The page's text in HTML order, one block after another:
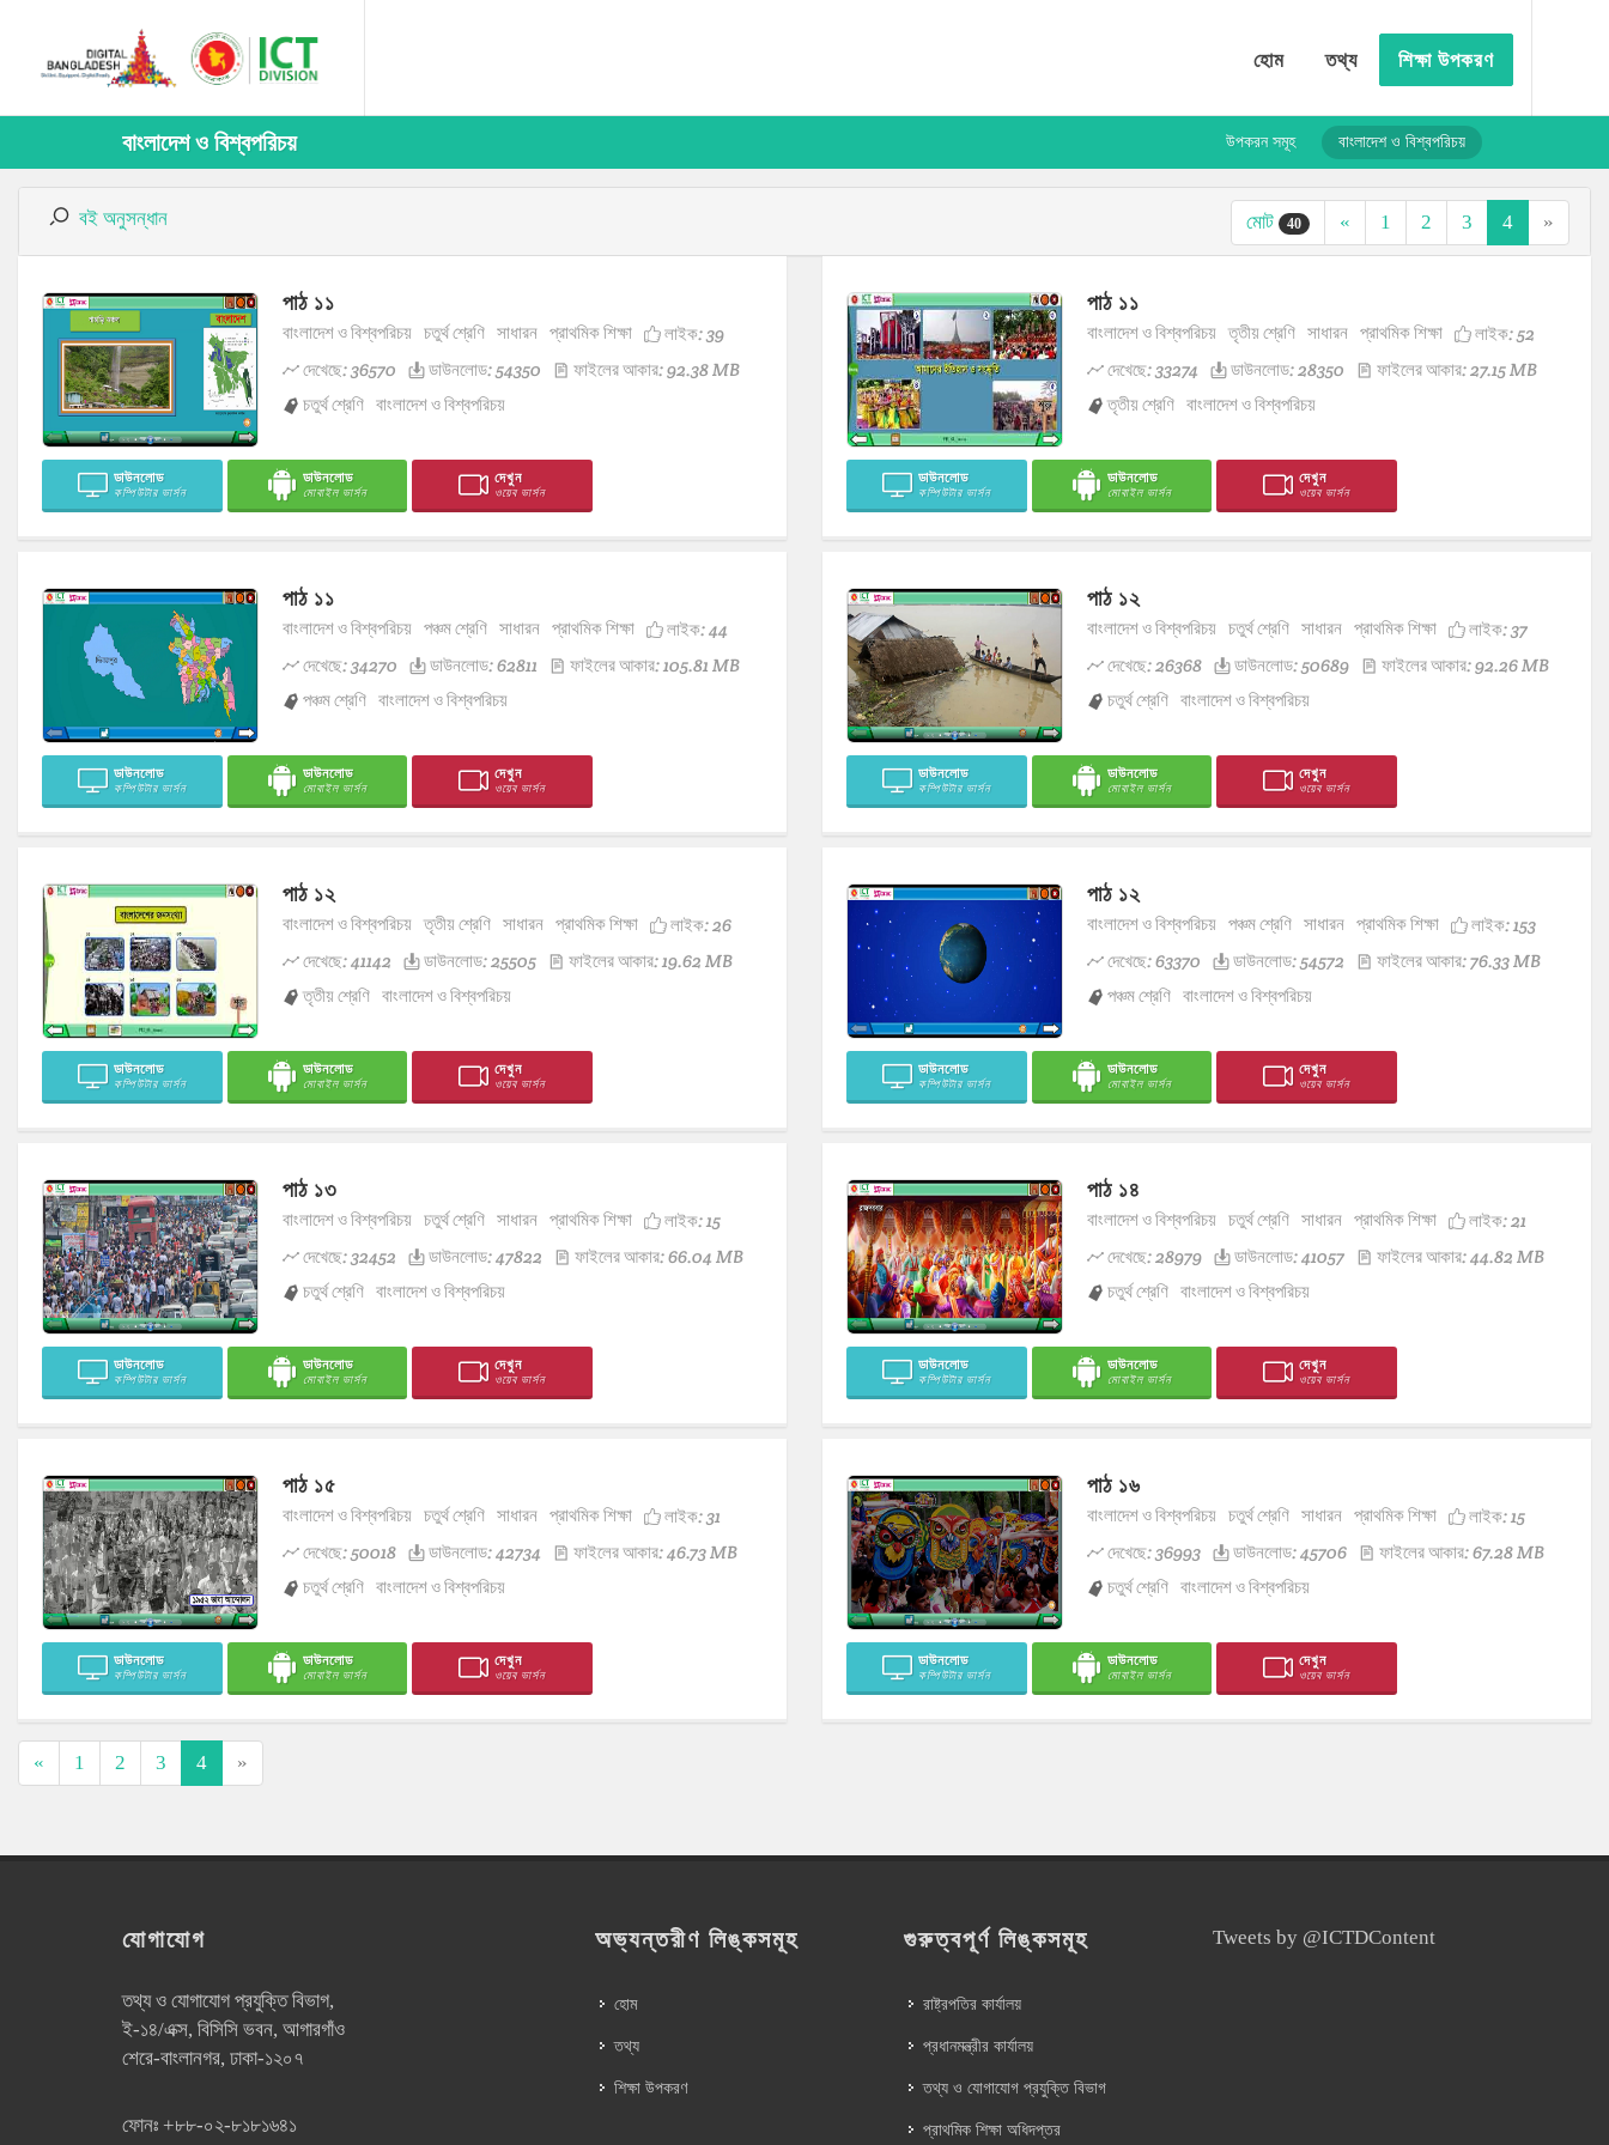
হোম তথ্য শিক্ষা উপকরণ
বাংলাদেশ ও বিশ্বপরিচয় উপকরন সমূহ বাংলাদেশ ও বিশ্বপরিচয়
বই অনুসন্ধান মোট 40 « 1 2 3 4 »
পাঠ ১১
বাংলাদেশ ও বিশ্বপরিচয় চতুর্থ শ্রেণি সাধারন প্রাথমিক শিক্ষা লাইক:39
দেখেছে: 36570
ডাউনলোড: 54350
ফাইলের আকার: 92.38 MB
চতুর্থ শ্রেণি বাংলাদেশ ও বিশ্বপরিচয়
ডাউনলোড
কম্পিউটার ভার্সন
ডাউনলোড
মোবাইল ভার্সন
দেখুন
ওয়েব ভার্সন
পাঠ ১১
বাংলাদেশ ও বিশ্বপরিচয় তৃতীয় শ্রেণি সাধারন প্রাথমিক শিক্ষা লাইক:52
দেখেছে: 33274
ডাউনলোড: 28350
ফাইলের আকার: 27.15 MB
তৃতীয় শ্রেণি বাংলাদেশ ও বিশ্বপরিচয়
ডাউনলোড
কম্পিউটার ভার্সন
ডাউনলোড
মোবাইল ভার্সন
দেখুন
ওয়েব ভার্সন
পাঠ ১১
বাংলাদেশ ও বিশ্বপরিচয় পঞ্চম শ্রেণি সাধারন প্রাথমিক শিক্ষা লাইক:44
দেখেছে: 34270
ডাউনলোড: 62811
ফাইলের আকার: 105.81 MB
পঞ্চম শ্রেণি বাংলাদেশ ও বিশ্বপরিচয়
ডাউনলোড
কম্পিউটার ভার্সন
ডাউনলোড
মোবাইল ভার্সন
দেখুন
ওয়েব ভার্সন
পাঠ ১২
বাংলাদেশ ও বিশ্বপরিচয় চতুর্থ শ্রেণি সাধারন প্রাথমিক শিক্ষা লাইক:37
দেখেছে: 26368
ডাউনলোড: 50689
ফাইলের আকার: 92.26 MB
চতুর্থ শ্রেণি বাংলাদেশ ও বিশ্বপরিচয়
ডাউনলোড
কম্পিউটার ভার্সন
ডাউনলোড
মোবাইল ভার্সন
দেখুন
ওয়েব ভার্সন
পাঠ ১২
বাংলাদেশ ও বিশ্বপরিচয় তৃতীয় শ্রেণি সাধারন প্রাথমিক শিক্ষা লাইক:26
দেখেছে: 41142
ডাউনলোড: 25505
ফাইলের আকার: 19.62 MB
তৃতীয় শ্রেণি বাংলাদেশ ও বিশ্বপরিচয়
ডাউনলোড
কম্পিউটার ভার্সন
ডাউনলোড
মোবাইল ভার্সন
দেখুন
ওয়েব ভার্সন
পাঠ ১২
বাংলাদেশ ও বিশ্বপরিচয় পঞ্চম শ্রেণি সাধারন প্রাথমিক শিক্ষা লাইক:153
দেখেছে: 63370
ডাউনলোড: 54572
ফাইলের আকার: 76.33 MB
পঞ্চম শ্রেণি বাংলাদেশ ও বিশ্বপরিচয়
ডাউনলোড
কম্পিউটার ভার্সন
ডাউনলোড
মোবাইল ভার্সন
দেখুন
ওয়েব ভার্সন
পাঠ ১৩
বাংলাদেশ ও বিশ্বপরিচয় চতুর্থ শ্রেণি সাধারন প্রাথমিক শিক্ষা লাইক:15
দেখেছে: 32452
ডাউনলোড: 47822
ফাইলের আকার: 66.04 MB
চতুর্থ শ্রেণি বাংলাদেশ ও বিশ্বপরিচয়
ডাউনলোড
কম্পিউটার ভার্সন
ডাউনলোড
মোবাইল ভার্সন
দেখুন
ওয়েব ভার্সন
পাঠ ১৪
বাংলাদেশ ও বিশ্বপরিচয় চতুর্থ শ্রেণি সাধারন প্রাথমিক শিক্ষা লাইক:21
দেখেছে: 28979
ডাউনলোড: 41057
ফাইলের আকার: 44.82 MB
চতুর্থ শ্রেণি বাংলাদেশ ও বিশ্বপরিচয়
ডাউনলোড
কম্পিউটার ভার্সন
ডাউনলোড
মোবাইল ভার্সন
দেখুন
ওয়েব ভার্সন
পাঠ ১৫
বাংলাদেশ ও বিশ্বপরিচয় চতুর্থ শ্রেণি সাধারন প্রাথমিক শিক্ষা লাইক:31
দেখেছে: 50018
ডাউনলোড: 42734
ফাইলের আকার: 46.73 MB
চতুর্থ শ্রেণি বাংলাদেশ ও বিশ্বপরিচয়
ডাউনলোড
কম্পিউটার ভার্সন
ডাউনলোড
মোবাইল ভার্সন
দেখুন
ওয়েব ভার্সন
পাঠ ১৬
বাংলাদেশ ও বিশ্বপরিচয় চতুর্থ শ্রেণি সাধারন প্রাথমিক শিক্ষা লাইক:15
দেখেছে: 36993
ডাউনলোড: 45706
ফাইলের আকার: 67.28 MB
চতুর্থ শ্রেণি বাংলাদেশ ও বিশ্বপরিচয়
ডাউনলোড
কম্পিউটার ভার্সন
ডাউনলোড
মোবাইল ভার্সন
দেখুন
ওয়েব ভার্সন
« 1 2 3 4 »
যোগাযোগ
তথ্য ও যোগাযোগ প্রযুক্তি বিভাগ,
ই-১৪/এক্স, বিসিসি ভবন, আগারগাঁও
শেরে-বাংলানগর, ঢাকা-১২০৭
ফোনঃ +৮৮-০২-৮১৮১৬৪১
অভ্যন্তরীণ লিঙ্কসমূহ
হোম
তথ্য
শিক্ষা উপকরণ
গুরুত্বপূর্ণ লিঙ্কসমূহ
রাষ্ট্রপতির কার্যালয়
প্রধানমন্ত্রীর কার্যালয়
তথ্য ও যোগাযোগ প্রযুক্তি বিভাগ
প্রাথমিক শিক্ষা অধিদপ্তর
Tweets by @ICTDContent